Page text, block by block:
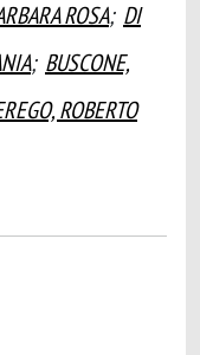
ROSA; DI
; BUSCONE,
ROBERTO